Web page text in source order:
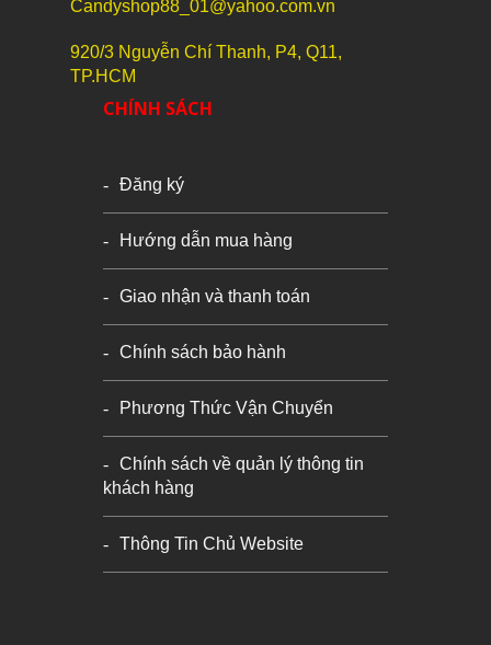
Candyshop88_01@yahoo.com.vn
920/3 Nguyễn Chí Thanh, P4, Q11,
TP.HCM
CHÍNH SÁCH
Đăng ký
Hướng dẫn mua hàng
Giao nhận và thanh toán
Chính sách bảo hành
Phương Thức Vận Chuyển
Chính sách về quản lý thông tin
khách hàng
Thông Tin Chủ Website